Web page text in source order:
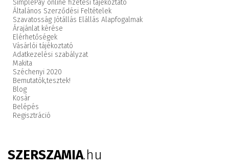
SimplePay online fizetési tájékoztató
Általános Szerződési Feltételek
Szavatosság Jótállás Elállás Alapfogalmak
Árajánlat kérése
Elérhetőségek
Vásárlói tájékoztató
Adatkezelési szabályzat
Makita
Széchenyi 2020
Bemutatók,tesztek!
Blog
Kosár
Belépés
Regisztráció
SZERSZAMIA.hu